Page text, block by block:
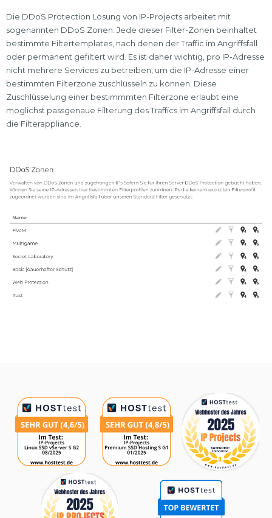
Die DDoS Protection Lösung von IP-Projects arbeitet mit
sogenannten DDoS Zonen. Jede dieser Filter-Zonen beinhaltet
bestimmte Filtertemplates, nach denen der Traffic im Angriffsfall
oder permanent gefiltert wird. Es ist daher wichtig, pro IP-Adresse
nicht mehrere Services zu betreiben, um die IP-Adresse einer
bestimmten Filterzone zuschlüsseln zu können. Diese
Zuschlüsselung einer bestimmmten Filterzone erlaubt eine
möglichst passgenaue Filterung des Traffics im Angriffsfall durch
die Filterappliance.